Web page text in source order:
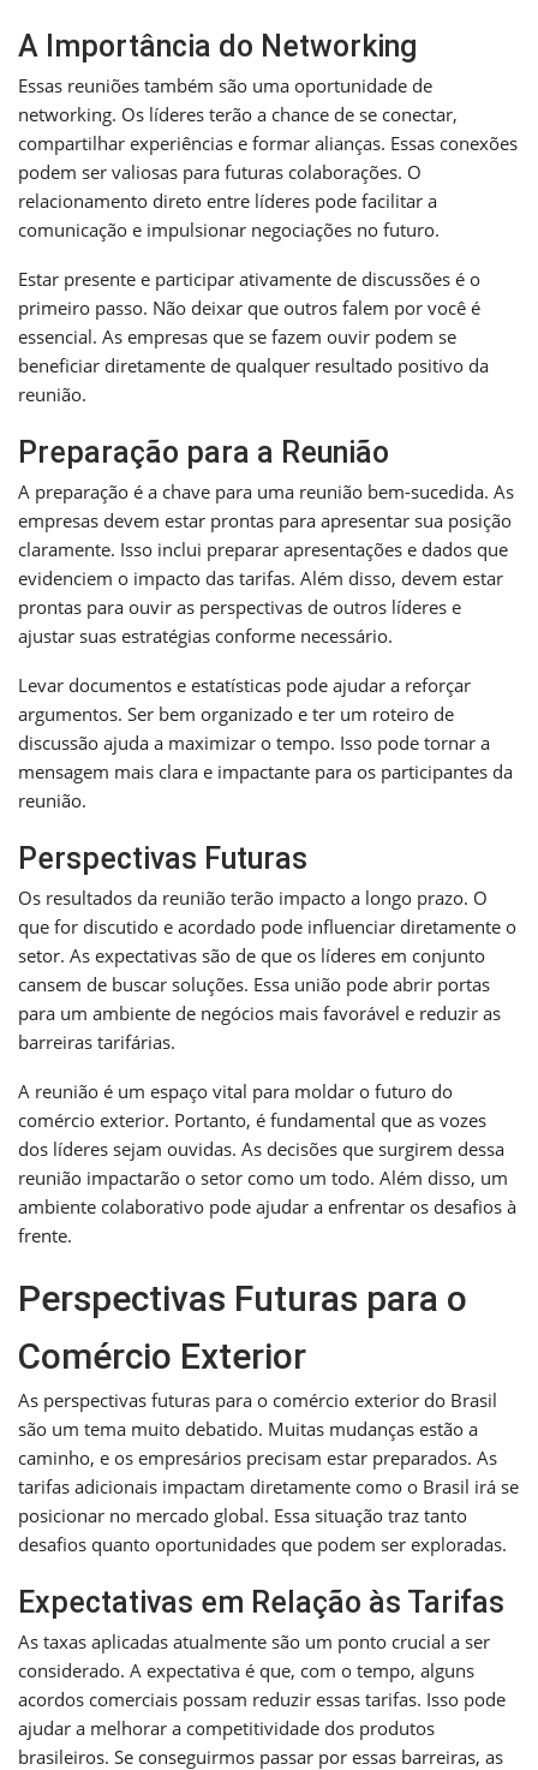
A Importância do Networking
Essas reuniões também são uma oportunidade de
networking. Os líderes terão a chance de se conectar,
compartilhar experiências e formar alianças. Essas conexões
podem ser valiosas para futuras colaborações. O
relacionamento direto entre líderes pode facilitar a
comunicação e impulsionar negociações no futuro.
Estar presente e participar ativamente de discussões é o
primeiro passo. Não deixar que outros falem por você é
essencial. As empresas que se fazem ouvir podem se
beneficiar diretamente de qualquer resultado positivo da
reunião.
Preparação para a Reunião
A preparação é a chave para uma reunião bem-sucedida. As
empresas devem estar prontas para apresentar sua posição
claramente. Isso inclui preparar apresentações e dados que
evidenciem o impacto das tarifas. Além disso, devem estar
prontas para ouvir as perspectivas de outros líderes e
ajustar suas estratégias conforme necessário.
Levar documentos e estatísticas pode ajudar a reforçar
argumentos. Ser bem organizado e ter um roteiro de
discussão ajuda a maximizar o tempo. Isso pode tornar a
mensagem mais clara e impactante para os participantes da
reunião.
Perspectivas Futuras
Os resultados da reunião terão impacto a longo prazo. O
que for discutido e acordado pode influenciar diretamente o
setor. As expectativas são de que os líderes em conjunto
cansem de buscar soluções. Essa união pode abrir portas
para um ambiente de negócios mais favorável e reduzir as
barreiras tarifárias.
A reunião é um espaço vital para moldar o futuro do
comércio exterior. Portanto, é fundamental que as vozes
dos líderes sejam ouvidas. As decisões que surgirem dessa
reunião impactarão o setor como um todo. Além disso, um
ambiente colaborativo pode ajudar a enfrentar os desafios à
frente.
Perspectivas Futuras para o
Comércio Exterior
As perspectivas futuras para o comércio exterior do Brasil
são um tema muito debatido. Muitas mudanças estão a
caminho, e os empresários precisam estar preparados. As
tarifas adicionais impactam diretamente como o Brasil irá se
posicionar no mercado global. Essa situação traz tanto
desafios quanto oportunidades que podem ser exploradas.
Expectativas em Relação às Tarifas
As taxas aplicadas atualmente são um ponto crucial a ser
considerado. A expectativa é que, com o tempo, alguns
acordos comerciais possam reduzir essas tarifas. Isso pode
ajudar a melhorar a competitividade dos produtos
brasileiros. Se conseguirmos passar por essas barreiras, as